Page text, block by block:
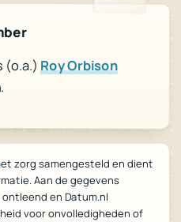
(o.a.) Roy Orbison
zorg samengesteld en dient
Aan de gegevens
en Datum.nl
voor onvolledigheden of